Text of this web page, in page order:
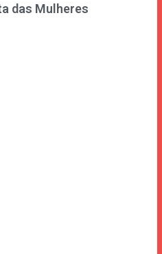
das Mulheres